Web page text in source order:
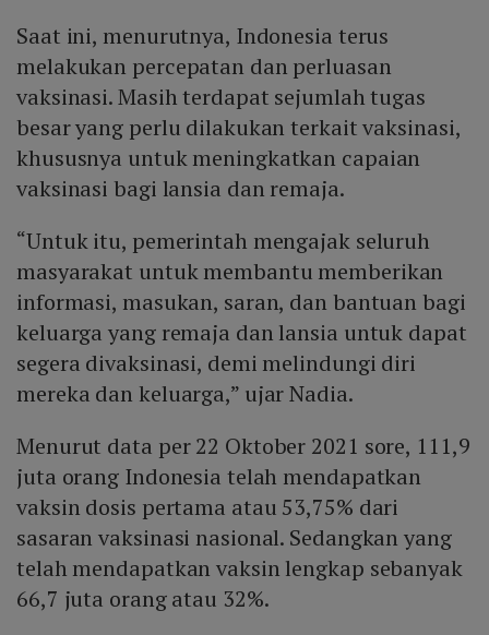
Saat ini, menurutnya, Indonesia terus
melakukan percepatan dan perluasan
vaksinasi. Masih terdapat sejumlah tugas
besar yang perlu dilakukan terkait vaksinasi,
khususnya untuk meningkatkan capaian
vaksinasi bagi lansia dan remaja.
“Untuk itu, pemerintah mengajak seluruh
masyarakat untuk membantu memberikan
informasi, masukan, saran, dan bantuan bagi
keluarga yang remaja dan lansia untuk dapat
segera divaksinasi, demi melindungi diri
mereka dan keluarga,” ujar Nadia.
Menurut data per 22 Oktober 2021 sore, 111,9
juta orang Indonesia telah mendapatkan
vaksin dosis pertama atau 53,75% dari
sasaran vaksinasi nasional. Sedangkan yang
telah mendapatkan vaksin lengkap sebanyak
66,7 juta orang atau 32%.